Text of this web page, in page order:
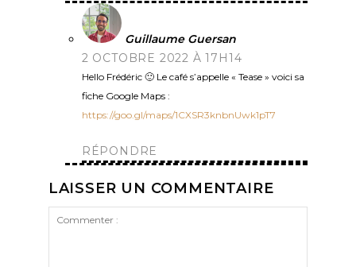
Guillaume Guersan
2 OCTOBRE 2022 À 17H14
Hello Frédéric 🙂 Le café s’appelle « Tease » voici sa
fiche Google Maps :
https://goo.gl/maps/1CXSR3knbnUwk1pT7
RÉPONDRE
LAISSER UN COMMENTAIRE